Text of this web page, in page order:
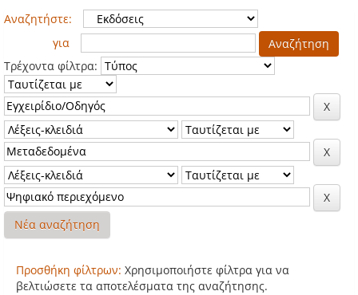
Αναζητήστε:
για
Τρέχοντα φίλτρα:
Νέα αναζήτηση
Προσθήκη φίλτρων: Χρησιμοποιήστε φίλτρα για να
βελτιώσετε τα αποτελέσματα της αναζήτησης.